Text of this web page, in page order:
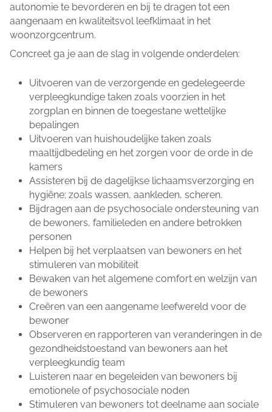
autonomie te bevorderen en bij te dragen tot een
aangenaam en kwaliteitsvol leefklimaat in het
woonzorgcentrum.
Concreet ga je aan de slag in volgende onderdelen:
Uitvoeren van de verzorgende en gedelegeerde
verpleegkundige taken zoals voorzien in het
zorgplan en binnen de toegestane wettelijke
bepalingen
Uitvoeren van huishoudelijke taken zoals
maaltijdbedeling en het zorgen voor de orde in de
kamers
Assisteren bij de dagelijkse lichaamsverzorging en
hygiëne; zoals wassen, aankleden, scheren.
Bijdragen aan de psychosociale ondersteuning van
de bewoners, familieleden en andere betrokken
personen
Helpen bij het verplaatsen van bewoners en het
stimuleren van mobiliteit
Bewaken van het algemene comfort en welzijn van
de bewoners
Creëren van een aangename leefwereld voor de
bewoner
Observeren en rapporteren van veranderingen in de
gezondheidstoestand van bewoners aan het
verpleegkundig team
Luisteren naar en begeleiden van bewoners bij
emotionele of psychosociale noden
Stimuleren van bewoners tot deelname aan sociale